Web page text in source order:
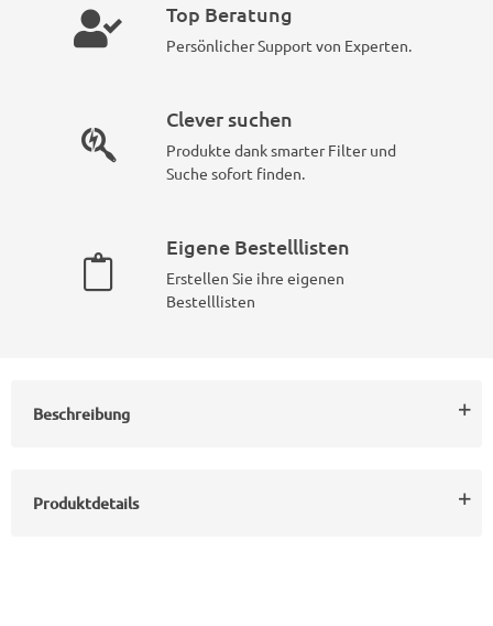
Top Beratung
Persönlicher Support von Experten.
Clever suchen
Produkte dank smarter Filter und
Suche sofort finden.
Eigene Bestelllisten
Erstellen Sie ihre eigenen
Bestelllisten
Beschreibung
Produktdetails